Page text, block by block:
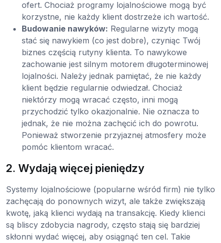
ofert. Chociaż programy lojalnościowe mogą być
korzystne, nie każdy klient dostrzeże ich wartość.
Budowanie nawyków: Regularne wizyty mogą
stać się nawykiem (co jest dobre), czyniąc Twój
biznes częścią rutyny klienta. To nawykowe
zachowanie jest silnym motorem długoterminowej
lojalności. Należy jednak pamiętać, że nie każdy
klient będzie regularnie odwiedzał. Chociaż
niektórzy mogą wracać często, inni mogą
przychodzić tylko okazjonalnie. Nie oznacza to
jednak, że nie można zachęcić ich do powrotu.
Ponieważ stworzenie przyjaznej atmosfery może
pomóc klientom wracać.
2. Wydają więcej pieniędzy
Systemy lojalnościowe (popularne wśród firm) nie tylko
zachęcają do ponownych wizyt, ale także zwiększają
kwotę, jaką klienci wydają na transakcję. Kiedy klienci
są bliscy zdobycia nagrody, często stają się bardziej
skłonni wydać więcej, aby osiągnąć ten cel. Takie